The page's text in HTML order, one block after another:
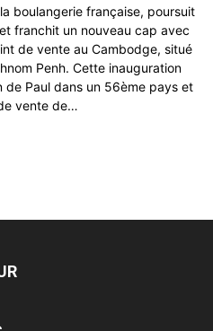
boulangerie française, poursuit
franchit un nouveau cap avec
de vente au Cambodge, situé
Penh. Cette inauguration
de Paul dans un 56ème pays et
vente de…